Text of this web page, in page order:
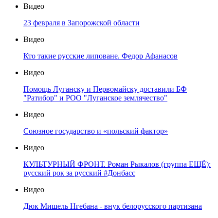
Видео
23 февраля в Запорожской области
Видео
Кто такие русские липоване. Федор Афанасов
Видео
Помощь Луганску и Первомайску доставили БФ
"Ратибор" и РОО "Луганское землячество"
Видео
Союзное государство и «польский фактор»
Видео
КУЛЬТУРНЫЙ ФРОНТ. Роман Рыкалов (группа ЕЩЁ):
русский рок за русский #Донбасс
Видео
Дюк Мишель Нгебана - внук белорусского партизана